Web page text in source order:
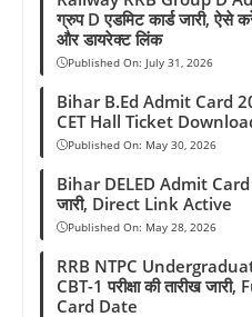
ग्रुप D एडमिट कार्ड जारी, ऐसे
और डायरेक्ट लिंक
Published On: July 31, 2026
Bihar B.Ed Admit Card
CET Hall Ticket
Published On: May 30, 2026
Bihar DELED Admit Card
जारी, Direct Link Active
Published On: May 28, 2026
RRB NTPC
CBT-1 परीक्षा की तारीख
Card Date